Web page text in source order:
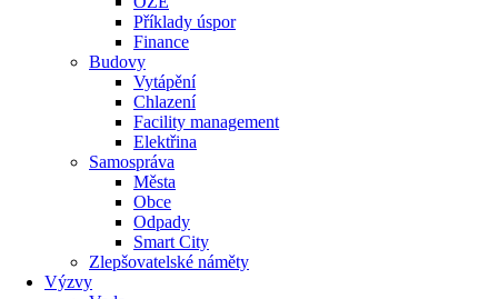
Příklady úspor
Finance
Budovy
Vytápění
Chlazení
Facility management
Elektřina
Samospráva
Města
Obce
Odpady
Smart City
Zlepšovatelské náměty
Výzvy